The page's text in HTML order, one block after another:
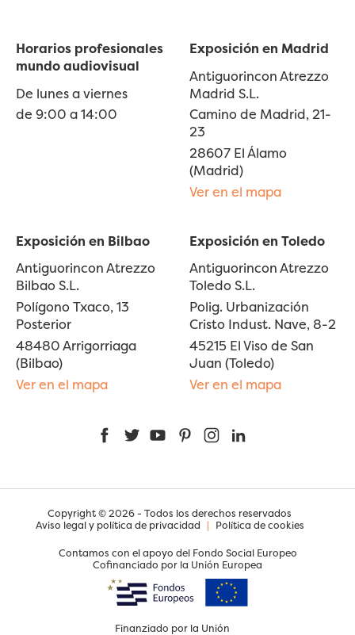
Horarios profesionales
mundo audiovisual
De lunes a viernes
de 9:00 a 14:00
Exposición en Madrid
Antiguorincon Atrezzo
Madrid S.L.
Camino de Madrid, 21-
23
28607 El Álamo
(Madrid)
Ver en el mapa
Exposición en Bilbao
Antiguorincon Atrezzo
Bilbao S.L.
Polígono Txaco, 13
Posterior
48480 Arrigorriaga
(Bilbao)
Ver en el mapa
Exposición en Toledo
Antiguorincon Atrezzo
Toledo S.L.
Polig. Urbanización
Cristo Indust. Nave, 8-2
45215 El Viso de San
Juan (Toledo)
Ver en el mapa
FacebookTwitterYouTubePinterestInstagram
Copyright © 2026 - Todos los derechos reservados
Aviso legal y política de privacidad | Política de cookies
Contamos con el apoyo del Fondo Social Europeo
Cofinanciado por la Unión Europea
Finanziado por la Unión